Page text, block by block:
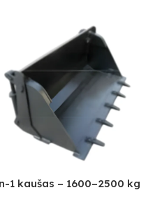
1 kaušas – 1600–2500 kg